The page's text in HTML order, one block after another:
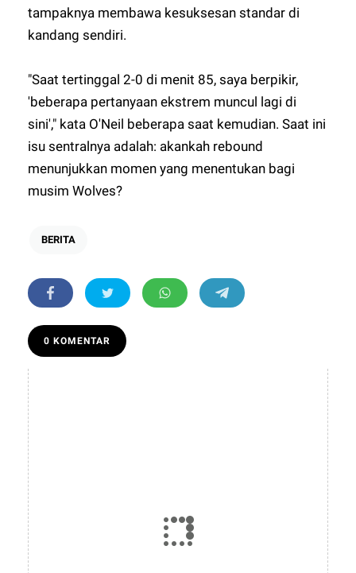
tampaknya membawa kesuksesan standar di
kandang sendiri.
"Saat tertinggal 2-0 di menit 85, saya berpikir,
'beberapa pertanyaan ekstrem muncul lagi di
sini'," kata O'Neil beberapa saat kemudian. Saat ini
isu sentralnya adalah: akankah rebound
menunjukkan momen yang menentukan bagi
musim Wolves?
BERITA
0 KOMENTAR